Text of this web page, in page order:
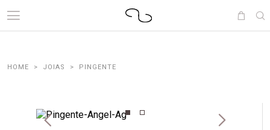
JOIAS PINGENTE